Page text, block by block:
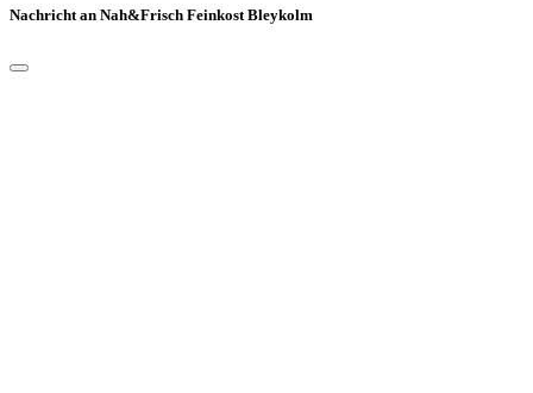
Nachricht an Nah&Frisch Feinkost Bleykolm